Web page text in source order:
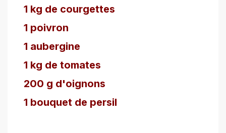
1 kg de courgettes
1 poivron
1 aubergine
1 kg de tomates
200 g d'oignons
1 bouquet de persil